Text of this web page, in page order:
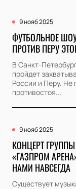
9 нояб 2025
ФУТБОЛЬНОЕ
ПРОТИВ ПЕРУ
В Санкт-
пройдет
России и Перу. Не
противостоя...
9 нояб 2025
КОНЦЕРТ
«ГАЗПРОМ
НАМИ НАВСЕГДА
Существует